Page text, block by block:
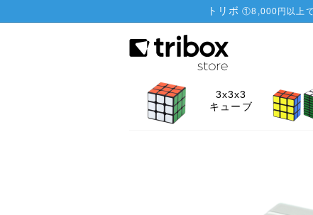
トリボ ①8,000円以上
3x3x3
キューブ